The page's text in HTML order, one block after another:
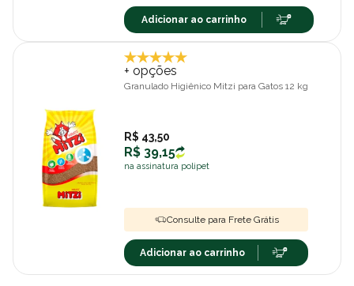
Adicionar ao carrinho
+ opções
Granulado Higiênico Mitzi para Gatos 12 kg
R$ 43,50
R$ 39,15
na assinatura polipet
Consulte para Frete Grátis
Adicionar ao carrinho